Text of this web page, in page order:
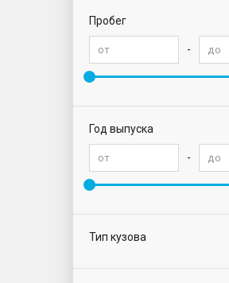
Пробег
-
Год выпуска
-
Тип кузова